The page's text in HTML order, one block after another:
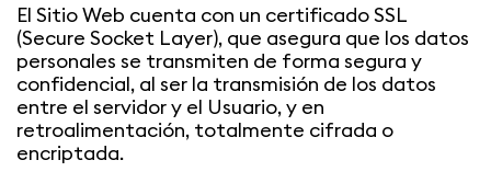
El Sitio Web cuenta con un certificado SSL
(Secure Socket Layer), que asegura que los datos
personales se transmiten de forma segura y
confidencial, al ser la transmisión de los datos
entre el servidor y el Usuario, y en
retroalimentación, totalmente cifrada o
encriptada.